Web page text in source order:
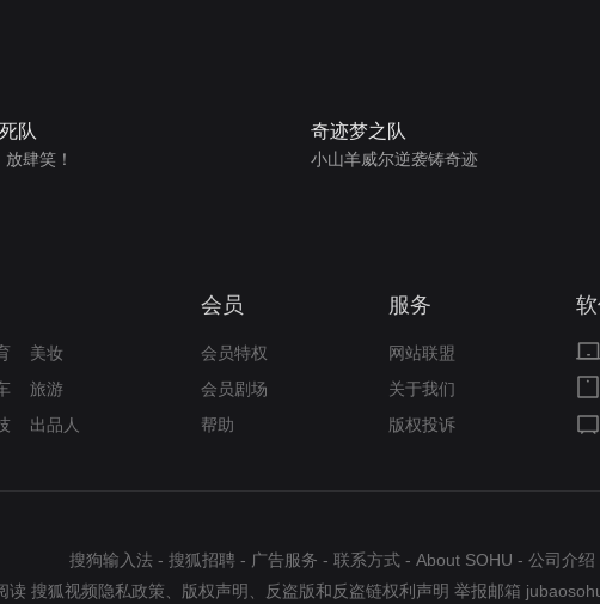
队
肆笑！
奇迹梦之队
小山羊威尔逆袭铸奇迹
美妆
旅游
出品人
会员
会员特权
会员剧场
帮助
服务
网站联盟
关于我们
版权投诉
搜狗输入法 - 搜狐招聘 - 广告服务 - 联系方式 - About SOHU - 公司介绍
读 搜狐视频隐私政策、 版权声明 、 反盗版和反盗链权利声明 举报邮箱